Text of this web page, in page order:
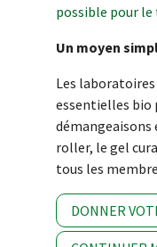
possible pour le
Un moyen
Les
essentielles bio
démangeaisons
roller, le gel
tous les
DONNER